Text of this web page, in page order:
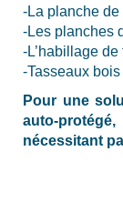
-La planche de
-Les planches
-L’habillage
-Tasseaux bois
Pour une
auto-
nécessitant